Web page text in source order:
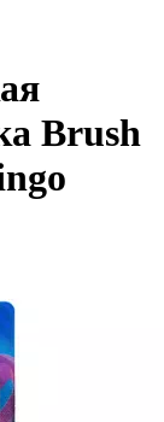
Brush